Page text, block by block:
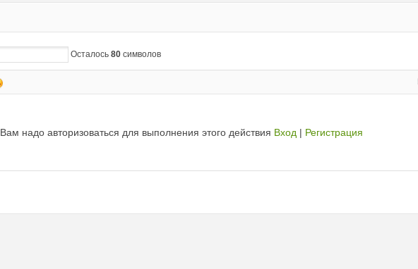
Осталось 80символов
Вам надо авторизоваться для выполнения этого действия Вход | Регистрация